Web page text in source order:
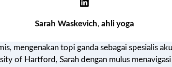
Sarah Waskevich, ahli yoga
mengenakan topi ganda sebagai spesialis
of Hartford, Sarah dengan mulus